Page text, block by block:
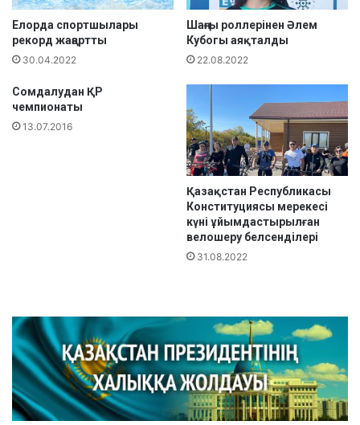
б
о
й
ы
ш
а
м
Елорда спортшылары
рекорд жаңартты
30.04.2022
Шаңғы роллерінен Әлем
Кубогы аяқталды
22.08.2022
Сомдалудан ҚР
чемпионаты
13.07.2016
Қазақстан Республикасы
Конституциясы мерекесі
күні ұйымдастырылған
велошеру белсенділері
31.08.2022